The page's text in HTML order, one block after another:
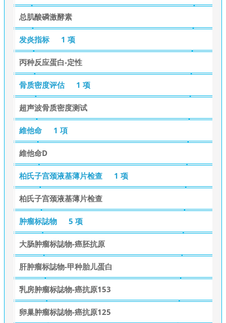
总肌酸磷激酵素
发炎指标 1 项
丙种反应蛋白-定性
骨质密度评估 1 项
超声波骨质密度测试
維他命 1 項
維他命D
柏氏子宫颈液基薄片检查 1 项
柏氏子宫颈液基薄片检查
肿瘤标誌物 5 项
大肠肿瘤标誌物-癌胚抗原
肝肿瘤标誌物-甲种胎儿蛋白
乳房肿瘤标誌物-癌抗原153
卵巢肿瘤标誌物-癌抗原125